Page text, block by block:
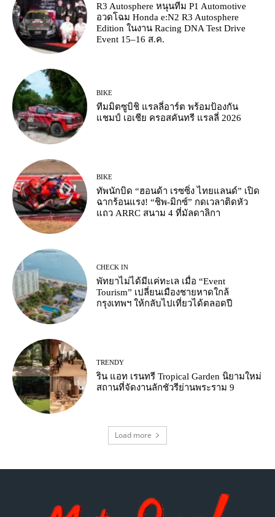
R3 Autosphere หนุนทีม P1 Automotive
อวดโฉม Honda e:N2 R3 Autosphere
Edition ในงาน Racing DNA Test Drive
Event 15–16 ส.ค.
BIKE
ทีมมิตซูบิชิ แรลลี่อาร์ต พร้อมป้องกัน
แชมป์ เอเชีย ครอสคันทรี แรลลี่ 2026
BIKE
ทัพนักบิด “ฮอนด้า เรซซิ่ง ไทยแลนด์” เปิด
ฉากร้อนแรง! “ชิพ-มิกซ์” กดเวลาติดหัว
แถว ARRC สนาม 4 ที่มัลดาลิกา
CHECK IN
พัทยาไม่ได้มีแค่ทะเล เมื่อ “Event
Tourism” เปลี่ยนเมืองชายหาดใกล้
กรุงเทพฯ ให้กลับไปเที่ยวได้ตลอดปี
TRENDY
ริน แอท เรนทรี Tropical Garden นิยามใหม่
สถานที่จัดงานลักชัวรีย่านพระราม 9
Load more